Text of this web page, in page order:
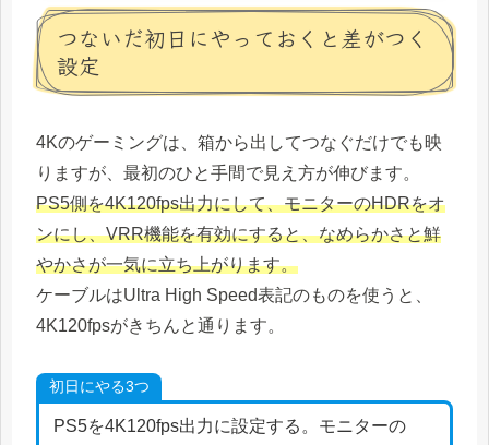
つないだ初日にやっておくと差がつく
設定
4Kのゲーミングは、箱から出してつなぐだけでも映
りますが、最初のひと手間で見え方が伸びます。
PS5側を4K120fps出力にして、モニターのHDRをオ
ンにし、VRR機能を有効にすると、なめらかさと鮮
やかさが一気に立ち上がります。
ケーブルはUltra High Speed表記のものを使うと、
4K120fpsがきちんと通ります。
初日にやる3つ
PS5を4K120fps出力に設定する。モニターの